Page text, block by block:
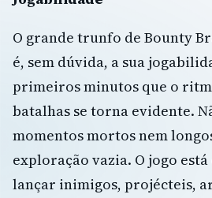
O grande trunfo de Bounty
é, sem dúvida, a sua
primeiros minutos que o
batalhas se torna evidente.
momentos mortos nem
exploração vazia. O jogo
lançar inimigos, projécteis,